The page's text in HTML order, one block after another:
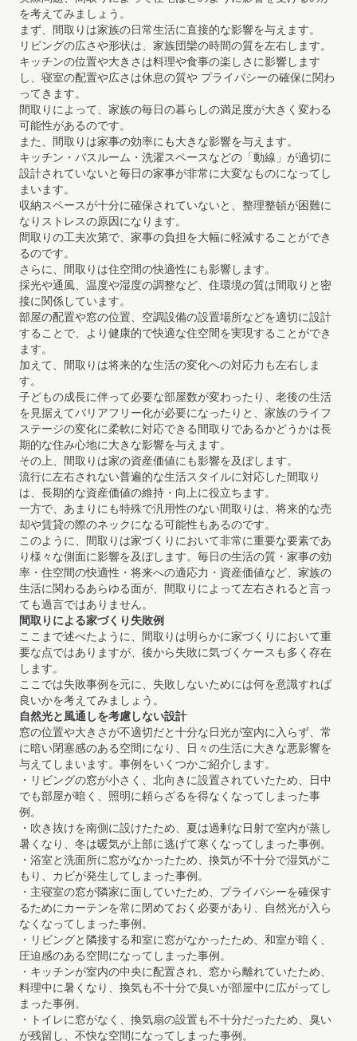
を考えてみましょう。
まず、間取りは家族の日常生活に直接的な影響を与えます。
リビングの広さや形状は、家族団欒の時間の質を左右します。
キッチンの位置や大きさは料理や食事の楽しさに影響します
し、寝室の配置や広さは休息の質や プライバシーの確保に関わ
ってきます。
間取りによって、家族の毎日の暮らしの満足度が大きく変わる
可能性があるのです。
また、間取りは家事の効率にも大きな影響を与えます。
キッチン・バスルーム・洗濯スペースなどの「動線」が適切に
設計されていないと毎日の家事が非常に大変なものになってし
まいます。
収納スペースが十分に確保されていないと、整理整頓が困難に
なりストレスの原因になります。
間取りの工夫次第で、家事の負担を大幅に軽減することができ
るのです。
さらに、間取りは住空間の快適性にも影響します。
採光や通風、温度や湿度の調整など、住環境の質は間取りと密
接に関係しています。
部屋の配置や窓の位置、空調設備の設置場所などを適切に設計
することで、より健康的で快適な住空間を実現することができ
ます。
加えて、間取りは将来的な生活の変化への対応力も左右しま
す。
子どもの成長に伴って必要な部屋数が変わったり、老後の生活
を見据えてバリアフリー化が必要になったりと、家族のライフ
ステージの変化に柔軟に対応できる間取りであるかどうかは長
期的な住み心地に大きな影響を与えます。
その上、間取りは家の資産価値にも影響を及ぼします。
流行に左右されない普遍的な生活スタイルに対応した間取り
は、長期的な資産価値の維持・向上に役立ちます。
一方で、あまりにも特殊で汎用性のない間取りは、将来的な売
却や賃貸の際のネックになる可能性もあるのです。
このように、間取りは家づくりにおいて非常に重要な要素であ
り様々な側面に影響を及ぼします。毎日の生活の質・家事の効
率・住空間の快適性・将来への適応力・資産価値など、家族の
生活に関わるあらゆる面が、間取りによって左右されると言っ
ても過言ではありません。
間取りによる家づくり失敗例
ここまで述べたように、間取りは明らかに家づくりにおいて重
要な点ではありますが、後から失敗に気づくケースも多く存在
します。
ここでは失敗事例を元に、失敗しないためには何を意識すれば
良いかを考えてみましょう。
自然光と風通しを考慮しない設計
窓の位置や大きさが不適切だと十分な日光が室内に入らず、常
に暗い閉塞感のある空間になり、日々の生活に大きな悪影響を
与えてしまいます。事例をいくつかご紹介します。
・リビングの窓が小さく、北向きに設置されていたため、日中
でも部屋が暗く、照明に頼らざるを得なくなってしまった事
例。
・吹き抜けを南側に設けたため、夏は過剰な日射で室内が蒸し
暑くなり、冬は暖気が上部に逃げて寒くなってしまった事例。
・浴室と洗面所に窓がなかったため、換気が不十分で湿気がこ
もり、カビが発生してしまった事例。
・主寝室の窓が隣家に面していたため、プライバシーを確保す
るためにカーテンを常に閉めておく必要があり、自然光が入ら
なくなってしまった事例。
・リビングと隣接する和室に窓がなかったため、和室が暗く、
圧迫感のある空間になってしまった事例。
・キッチンが室内の中央に配置され、窓から離れていたため、
料理中に暑くなり、換気も不十分で臭いが部屋中に広がってし
まった事例。
・トイレに窓がなく、換気扇の設置も不十分だったため、臭い
が残留し、不快な空間になってしまった事例。